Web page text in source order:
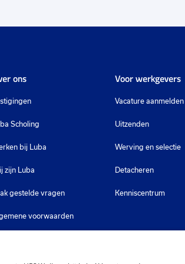
ons
Scholing
bij Luba
zijn Luba
gestelde vragen
voorwaarden
Voor werkgevers
Vacature aanmelden
Uitzenden
Werving en selectie
Detacheren
Kenniscentrum